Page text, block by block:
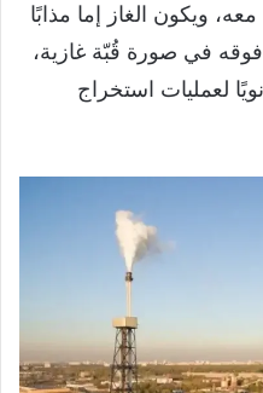
ويكون الغاز إما مذابًا
في صورة قُبّة غازية،
لعمليات استخراج